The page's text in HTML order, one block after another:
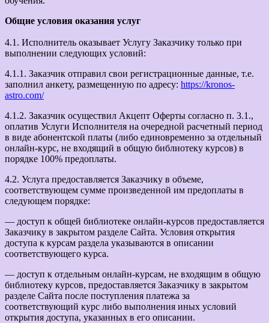
Общие условия оказания услуг
4.1. Исполнитель оказывает Услугу Заказчику только при
выполнении следующих условий:
4.1.1. Заказчик отправил свои регистрационные данные, т.е.
заполнил анкету, размещенную по адресу: https://kronos-
astro.com/
4.1.2. Заказчик осуществил Акцепт Оферты согласно п. 3.1.,
оплатив Услуги Исполнителя на очередной расчетный период
в виде абонентской платы (либо единовременно за отдельный
онлайн-курс, не входящий в общую библиотеку курсов) в
порядке 100% предоплаты.
4.2. Услуга предоставляется Заказчику в объеме,
соответствующем сумме произведенной им предоплаты в
следующем порядке:
— доступ к общей библиотеке онлайн-курсов предоставляется
Заказчику в закрытом разделе Сайта. Условия открытия
доступа к курсам раздела указываются в описании
соответствующего курса.
— доступ к отдельным онлайн-курсам, не входящим в общую
библиотеку курсов, предоставляется Заказчику в закрытом
разделе Сайта после поступления платежа за
соответствующий курс либо выполнения иных условий
открытия доступа, указанных в его описании.